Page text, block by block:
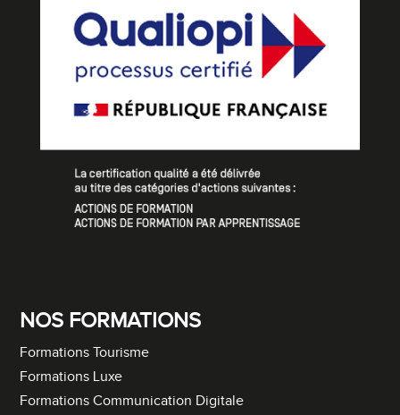
NOS FORMATIONS
Formations Tourisme
Formations Luxe
Formations Communication Digitale